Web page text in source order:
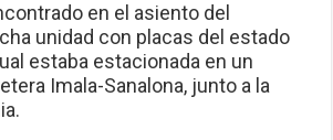
en el asiento del
unidad con placas del estado
estaba estacionada en un
Imala-Sanalona, junto a la